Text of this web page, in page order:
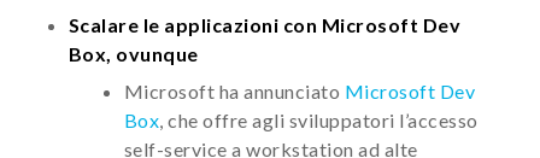
Scalare le applicazioni con Microsoft Dev
Box, ovunque
Microsoft ha annunciato Microsoft Dev
Box, che offre agli sviluppatori l’accesso
self-service a workstation ad alte